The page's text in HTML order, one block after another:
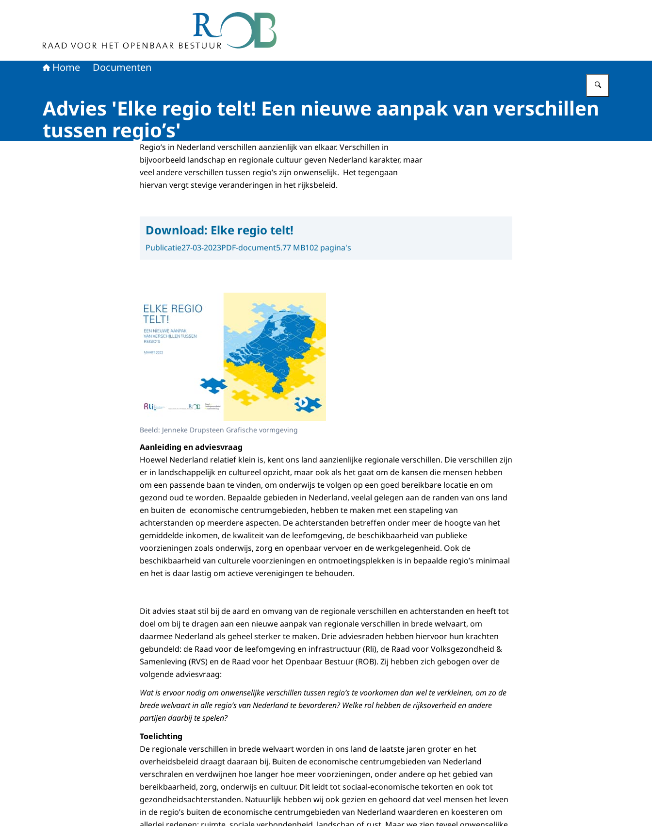
Home Documenten
Advies 'Elke regio telt! Een nieuwe aanpak van verschillen
tussen regio’s'
Regio’s in Nederland verschillen aanzienlijk van elkaar. Verschillen in
bijvoorbeeld landschap en regionale cultuur geven Nederland karakter, maar
veel andere verschillen tussen regio’s zijn onwenselijk. Het tegengaan
hiervan vergt stevige veranderingen in het rijksbeleid.
Download: Elke regio telt!
Publicatie27-03-2023PDF-document5.77 MB102 pagina's
Beeld: Jenneke Drupsteen Grafische vormgeving
Aanleiding en adviesvraag
Hoewel Nederland relatief klein is, kent ons land aanzienlijke regionale verschillen. Die verschillen zijn
er in landschappelijk en cultureel opzicht, maar ook als het gaat om de kansen die mensen hebben
om een passende baan te vinden, om onderwijs te volgen op een goed bereikbare locatie en om
gezond oud te worden. Bepaalde gebieden in Nederland, veelal gelegen aan de randen van ons land
en buiten de economische centrumgebieden, hebben te maken met een stapeling van
achterstanden op meerdere aspecten. De achterstanden betreffen onder meer de hoogte van het
gemiddelde inkomen, de kwaliteit van de leefomgeving, de beschikbaarheid van publieke
voorzieningen zoals onderwijs, zorg en openbaar vervoer en de werkgelegenheid. Ook de
beschikbaarheid van culturele voorzieningen en ontmoetingsplekken is in bepaalde regio’s minimaal
en het is daar lastig om actieve verenigingen te behouden.
Dit advies staat stil bij de aard en omvang van de regionale verschillen en achterstanden en heeft tot
doel om bij te dragen aan een nieuwe aanpak van regionale verschillen in brede welvaart, om
daarmee Nederland als geheel sterker te maken. Drie adviesraden hebben hiervoor hun krachten
gebundeld: de Raad voor de leefomgeving en infrastructuur (Rli), de Raad voor Volksgezondheid &
Samenleving (RVS) en de Raad voor het Openbaar Bestuur (ROB). Zij hebben zich gebogen over de
volgende adviesvraag:
Wat is ervoor nodig om onwenselijke verschillen tussen regio’s te voorkomen dan wel te verkleinen, om zo de
brede welvaart in alle regio’s van Nederland te bevorderen? Welke rol hebben de rijksoverheid en andere
partijen daarbij te spelen?
Toelichting
De regionale verschillen in brede welvaart worden in ons land de laatste jaren groter en het
overheidsbeleid draagt daaraan bij. Buiten de economische centrum­gebieden van Nederland
verschralen en verdwijnen hoe langer hoe meer voorzieningen, onder andere op het gebied van
bereikbaarheid, zorg, onder­wijs en cultuur. Dit leidt tot sociaal-economische tekorten en ook tot
gezond­heidsachterstanden. Natuurlijk hebben wij ook gezien en gehoord dat veel mensen het leven
in de regio’s buiten de economische centrumgebieden van Nederland waarderen en koesteren om